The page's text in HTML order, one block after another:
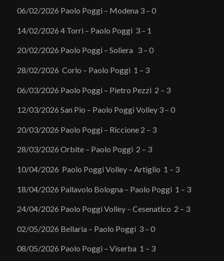
06/02/2026 Paolo Poggi – Modena 3 – 0
14/02/2026 4 Torri – Paolo Poggi 3 – 1
20/02/2026 Paolo Poggi – Soliera 3 – 0
28/02/2026 Corlo – Paolo Poggi 1 – 3
06/03/2026 Paolo Poggi – Pietro Pezzi 2 – 3
12/03/2026 San Pio – Paolo Poggi Volley 3 – 0
20/03/2026 Paolo Poggi – Riccione 2 – 3
28/03/2026 Orbite – Paolo Poggi 2 – 3
10/04/2026 Paolo Poggi Volley – Artiglio 1 – 3
18/04/2026 Pallavolo Bologna – Paolo Poggi 1 – 3
24/04/2026 Paolo Poggi Volley – Cesenatico 2 – 3
02/05/2026 Bellaria – Paolo Poggi 3 – 0
08/05/2026 Paolo Poggi – Viserba 1 – 3